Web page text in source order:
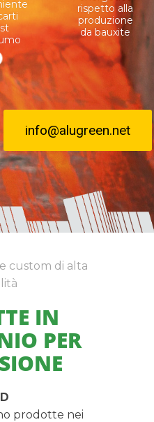
custom di alta
IN
PER
prodotte nei